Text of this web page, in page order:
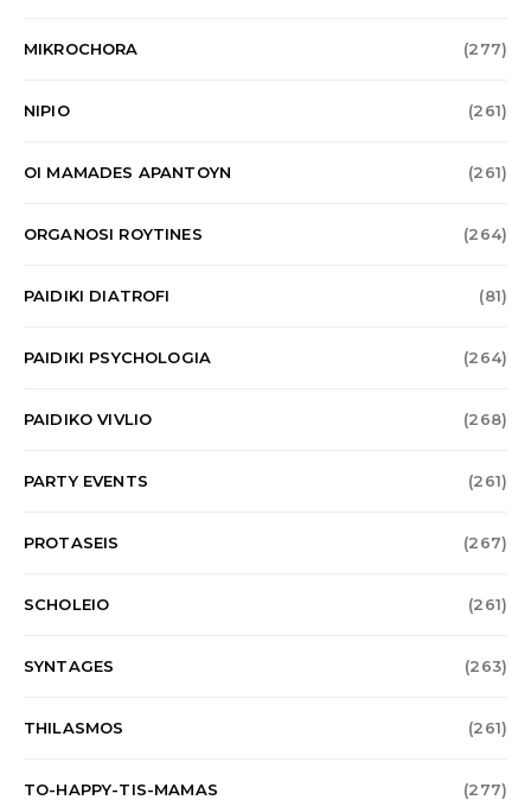
MIKROCHORA (277)
NIPIO (261)
OI MAMADES APANTOYN (261)
ORGANOSI ROYTINES (264)
PAIDIKI DIATROFI (81)
PAIDIKI PSYCHOLOGIA (264)
PAIDIKO VIVLIO (268)
PARTY EVENTS (261)
PROTASEIS (267)
SCHOLEIO (261)
SYNTAGES (263)
THILASMOS (261)
TO-HAPPY-TIS-MAMAS (277)